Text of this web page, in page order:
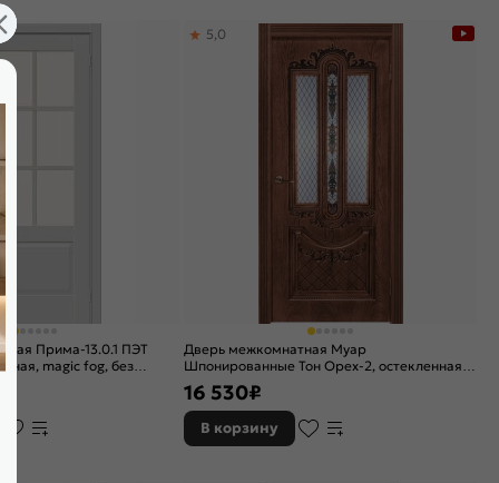
Прима-13.0.1 ПЭТ
magic fog, без
Дверь межкомнатная Муар
Шпонированные Тон Орех-2, остекленная,
сатинат белый с фотопечатью, без кромки,
каркасно-щитовая
5,0
16 530₽
В корзину